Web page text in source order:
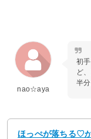
nao☆aya
初
ど
半
ほっぺが落ちる♡